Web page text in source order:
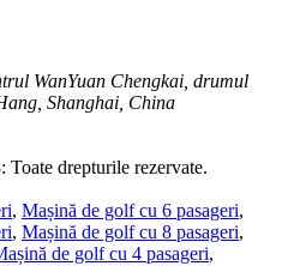
WanYuan Chengkai, drumul
Shanghai, China
drepturile rezervate.
, Mașină de golf cu 6 pasageri,
, Mașină de golf cu 8 pasageri,
de golf cu 4 pasageri,